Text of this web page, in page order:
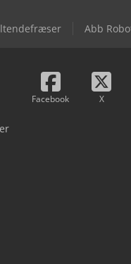
Abb
Facebook X